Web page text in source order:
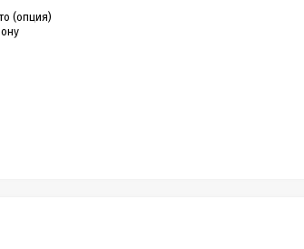
которая на основании
вычислить
проложения,...
в 1 клик
(опция)